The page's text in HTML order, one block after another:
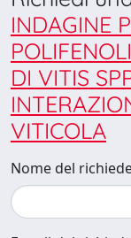
INDAGINE
DI VITIS
VITICOLA
Nome del